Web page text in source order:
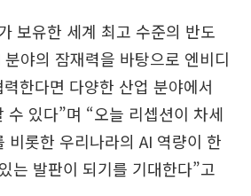
보유한 세계 최고 수준의 반도
야의 잠재력을 바탕으로 엔비디
한다면 다양한 산업 분야에서
수 있다”며 “오늘 리셉션이 차세
비롯한 우리나라의 AI 역량이 한
는 발판이 되기를 기대한다”고